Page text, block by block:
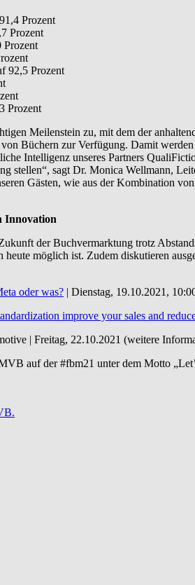
Prozent
Prozent
Prozent
92,5 Prozent
Prozent
Meilenstein zu, mit dem der
Büchern zur Verfügung. Damit
Intelligenz unseres Partners
stellen“, sagt Dr. Monica Wellmann,
Gästen, wie aus der Kombination
Innovation
der Buchvermarktung trotz
möglich ist. Zudem diskutieren
oder was? | Dienstag, 19.10.2021,
improve your sales and
| Freitag, 22.10.2021 (weitere
auf der #fbm21 unter dem Motto